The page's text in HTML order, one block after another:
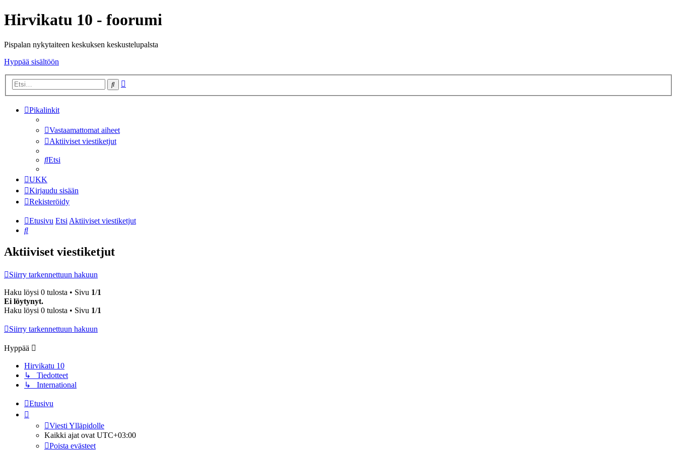
Hirvikatu 10 - foorumi
Pispalan nykytaiteen keskuksen keskustelupalsta
Hyppää sisältöön
Etsi
Pikalinkit
Vastaamattomat aiheet
Aktiiviset viestiketjut
Etsi
UKK
Kirjaudu sisään
Rekisteröidy
Etusivu EtsiAktiiviset viestiketjut
Etsi
Aktiiviset viestiketjut
Siirry tarkennettuun hakuun
Haku löysi 0 tulosta • Sivu 1/1
Ei löytynyt.
Haku löysi 0 tulosta • Sivu 1/1
Siirry tarkennettuun hakuun
Hyppää
Hirvikatu 10
↳ Tiedotteet
↳ International
Etusivu
Viesti Ylläpidolle
Kaikki ajat ovat UTC+03:00
Poista evästeet